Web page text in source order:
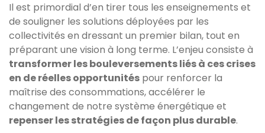
Il est primordial d’en tirer tous les enseignements et
de souligner les solutions déployées par les
collectivités en dressant un premier bilan, tout en
préparant une vision à long terme. L’enjeu consiste à
transformer les bouleversements liés à ces crises
en de réelles opportunités pour renforcer la
maîtrise des consommations, accélérer le
changement de notre système énergétique et
repenser les stratégies de façon plus durable.